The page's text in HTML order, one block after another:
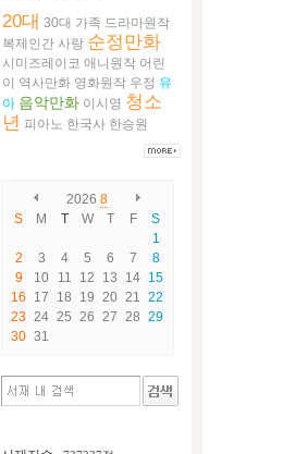
20대 30대 가족 드라마원작
복제인간 사랑 순정만화
시미즈레이코 애니원작 어린
이
역사만화 영화원작 우정 유
아 음악만화 이시영 청소
년 피아노 한국사 한승원
2026 8
S
M T W T F
S
1
2
3 4 5 6 7
8
9
10 11 12 13 14 15
16
17 18 19 20 21 22
23 24 25 26 27 28 29
30 31